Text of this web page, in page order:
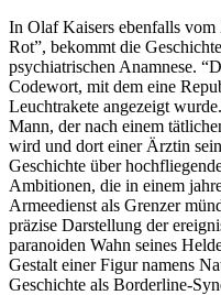
In Olaf Kaisers ebenfalls
Rot”, bekommt die
psychiatrischen Anamnese.
Codewort, mit dem eine
Leuchtrakete angezeigt
Mann, der nach einem
wird und dort einer Ärztin
Geschichte über
Ambitionen, die in einem
Armeedienst als Grenzer
präzise Darstellung der
paranoiden Wahn seines
Gestalt einer Figur namens
Geschichte als Borderline-